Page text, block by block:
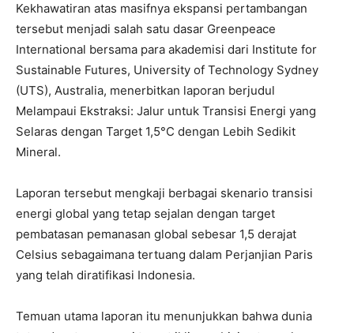
Kekhawatiran atas masifnya ekspansi pertambangan
tersebut menjadi salah satu dasar Greenpeace
International bersama para akademisi dari Institute for
Sustainable Futures, University of Technology Sydney
(UTS), Australia, menerbitkan laporan berjudul
Melampaui Ekstraksi: Jalur untuk Transisi Energi yang
Selaras dengan Target 1,5°C dengan Lebih Sedikit
Mineral.
Laporan tersebut mengkaji berbagai skenario transisi
energi global yang tetap sejalan dengan target
pembatasan pemanasan global sebesar 1,5 derajat
Celsius sebagaimana tertuang dalam Perjanjian Paris
yang telah diratifikasi Indonesia.
Temuan utama laporan itu menunjukkan bahwa dunia